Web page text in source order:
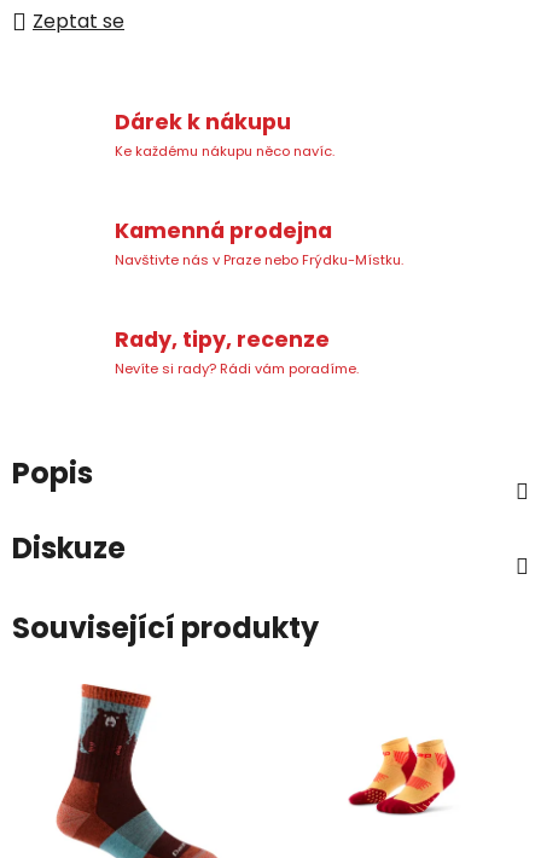
Zeptat se
Dárek k nákupu
Ke každému nákupu něco navíc.
Kamenná prodejna
Navštivte nás v Praze nebo Frýdku-Místku.
Rady, tipy, recenze
Nevíte si rady? Rádi vám poradíme.
Popis
Diskuze
Související produkty